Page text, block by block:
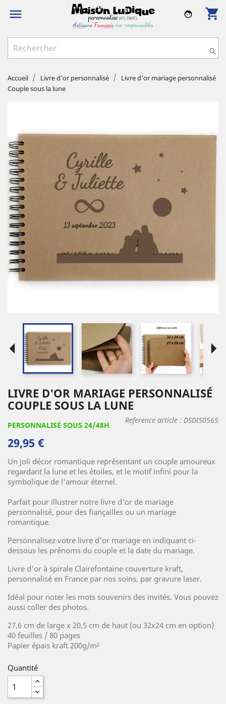
 shopping_cart
face

Accueil Livre d'or personnalisé
Livre d'or mariage personnalisé
Couple sous la lune
arrow_left arrow_right
LIVRE D'OR MARIAGE PERSONNALISÉ
COUPLE SOUS LA LUNE
PERSONNALISÉ SOUS 24/48H
Reference article : DSDIS0565
29,95 €
Un joli décor romantique représentant un couple amoureux
regardant la lune et les étoiles, et le motif infini pour la
symbolique de l'amour éternel.
Parfait pour illustrer notre livre d'or de mariage
personnalisé, pour des fiançailles ou un mariage
romantique.
Personnalisez votre livre d'or mariage en indiquant ci-
dessous les prénoms du couple et la date du mariage.
Livre d'or à spirale Clairefontaine couverture kraft,
personnalisé en France par nos soins, par gravure laser.
Idéal pour noter les mots souvenirs des invités. Vous pouvez
aussi coller des photos.
27,6 cm de large x 20,5 cm de haut (ou 32x24 cm en option)
40 feuilles / 80 pages
Papier épais kraft 200g/m²
Quantité